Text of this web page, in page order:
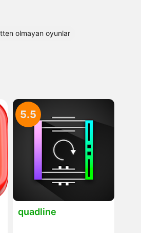
olmayan oyunlar
quadline
5.5